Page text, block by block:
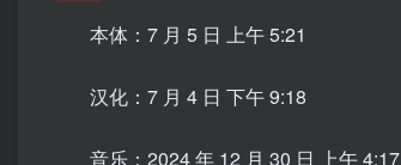
本体：7 月 5 日 上午 5:21
汉化：7 月 4 日 下午 9:18
音乐：2024 年 12 月 30 日 上午 4:17